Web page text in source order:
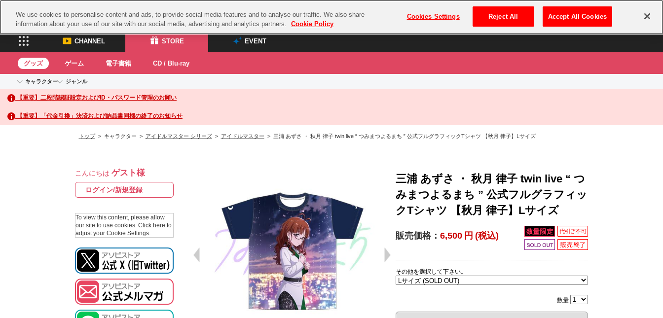
プレミアム会員とは ログイン・新規登録
CHANNEL STORE EVENT
CHANNEL
ASOBI CHANNEL TOP
STORE
ASOBI STORE TOP
グッズ
EVENT
ASOBI STAGE
グッズ ゲーム 電子書籍 CD / Blu-ray
キャラクター
アイドルマスターシリーズ
アイドルマスター
アイドルマスター シンデレラガールズ
アイドルマスター ミリオンライブ！
プロジェクトアイマス ヴイアライヴ
テイルズ オブ シリーズ
ドラゴンボール
ラブライブ！サンシャイン‼
ラブライブ！虹ヶ咲学園スクールアイドル同好会
ジャンル
イベントグッズ
トイ・ホビー
【重要】二段階認証設定およびID・パスワード管理のお願い
【重要】「代金引換」決済および納品書同梱の終了のお知らせ
トップ> キャラクター > アイドルマスター シリーズ> アイドルマスター > 三浦 あずさ ・ 秋月 律子 twin live “ つみまつよるまち ” 公式フルグラフィックTシャツ 【秋月 律子】Lサイズ
こんにちは ゲスト様
ログイン/新規登録
To view this content, please allow
our site to use cookies. Click here to
adjust your Cookie Settings.
三浦 あずさ ・ 秋月 律子 twin live “ つ
みまつよるまち ” 公式フルグラフィッ
クTシャツ 【秋月 律子】Lサイズ
販売価格： 6,500 円 (税込)
その他を選択して下さい。
数量
We use cookies to personalise content and ads, to provide social media features and to analyse our traffic. We also share
information about your use of our site with our social media, advertising and analytics partners.
Cookie Policy
Cookies Settings Reject All Accept All Cookies